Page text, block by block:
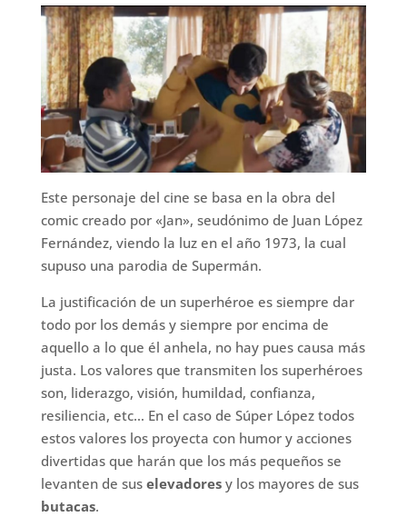
Este personaje del cine se basa en la obra del
comic creado por «Jan», seudónimo de Juan López
Fernández, viendo la luz en el año 1973, la cual
supuso una parodia de Supermán.
La justificación de un superhéroe es siempre dar
todo por los demás y siempre por encima de
aquello a lo que él anhela, no hay pues causa más
justa. Los valores que transmiten los superhéroes
son, liderazgo, visión, humildad, confianza,
resiliencia, etc… En el caso de Súper López todos
estos valores los proyecta con humor y acciones
divertidas que harán que los más pequeños se
levanten de sus elevadoresy los mayores de sus
butacas.